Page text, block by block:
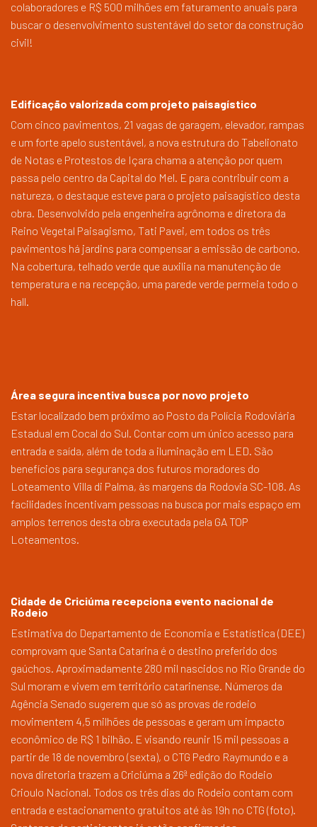
colaboradores e R$ 500 milhões em faturamento anuais para
buscar o desenvolvimento sustentável do setor da construção
civil!
Edificação valorizada com projeto paisagístico
Com cinco pavimentos, 21 vagas de garagem, elevador, rampas
e um forte apelo sustentável, a nova estrutura do Tabelionato
de Notas e Protestos de Içara chama a atenção por quem
passa pelo centro da Capital do Mel. E para contribuir com a
natureza, o destaque esteve para o projeto paisagístico desta
obra. Desenvolvido pela engenheira agrônoma e diretora da
Reino Vegetal Paisagismo, Tati Pavei, em todos os três
pavimentos há jardins para compensar a emissão de carbono.
Na cobertura, telhado verde que auxilia na manutenção de
temperatura e na recepção, uma parede verde permeia todo o
hall.
Área segura incentiva busca por novo projeto
Estar localizado bem próximo ao Posto da Polícia Rodoviária
Estadual em Cocal do Sul. Contar com um único acesso para
entrada e saída, além de toda a iluminação em LED. São
benefícios para segurança dos futuros moradores do
Loteamento Villa di Palma, às margens da Rodovia SC-108. As
facilidades incentivam pessoas na busca por mais espaço em
amplos terrenos desta obra executada pela GA TOP
Loteamentos.
Cidade de Criciúma recepciona evento nacional de
Rodeio
Estimativa do Departamento de Economia e Estatística (DEE)
comprovam que Santa Catarina é o destino preferido dos
gaúchos. Aproximadamente 280 mil nascidos no Rio Grande do
Sul moram e vivem em território catarinense. Números da
Agência Senado sugerem que só as provas de rodeio
movimentem 4,5 milhões de pessoas e geram um impacto
econômico de R$ 1 bilhão. E visando reunir 15 mil pessoas a
partir de 18 de novembro (sexta), o CTG Pedro Raymundo e a
nova diretoria trazem a Criciúma a 26ª edição do Rodeio
Crioulo Nacional. Todos os três dias do Rodeio contam com
entrada e estacionamento gratuitos até às 19h no CTG (foto).